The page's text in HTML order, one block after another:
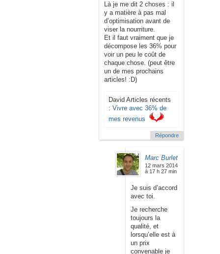
Là je me dit 2 choses : il
y a matière à pas mal
d’optimisation avant de
viser la nourriture.
Et il faut vraiment que je
décompose les 36% pour
voir un peu le coût de
chaque chose. (peut être
un de mes prochains
articles! :D)
David Articles récents
: Vivre avec 36% de
mes revenus
Répondre
Marc Burlet
12 mars 2014
à 17 h 27 min
Je suis d’accord
avec toi.
Je recherche
toujours la
qualité, et
lorsqu’elle est à
un prix
convenable je